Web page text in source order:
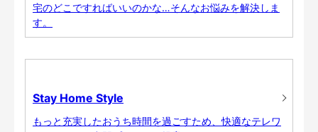
宅のどこですればいいのかな…そんなお悩みを解決しま
す。
Stay Home Style
もっと充実したおうち時間を過ごすため、快適なテレワ